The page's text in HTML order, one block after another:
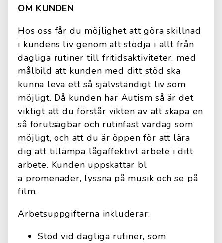
OM KUNDEN
Hos oss får du möjlighet att göra skillnad
i kundens liv genom att stödja i allt från
dagliga rutiner till fritidsaktiviteter, med
målbild att kunden med ditt stöd ska
kunna leva ett så självständigt liv som
möjligt. Då kunden har Autism så är det
viktigt att du förstår vikten av att skapa en
så förutsägbar och rutinfast vardag som
möjligt, och att du är öppen för att lära
dig att tillämpa lågaffektivt arbete i ditt
arbete. Kunden uppskattar bl
a promenader, lyssna på musik och se på
film.
Arbetsuppgifterna inkluderar:
Stöd vid dagliga rutiner, som